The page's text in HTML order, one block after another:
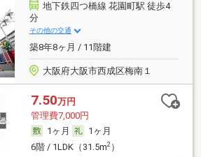
地下鉄四つ橋線 花園町駅 徒歩4
分
その他の交通
築8年8ヶ月 / 11階建
大阪府大阪市西成区梅南１
7.50万円
管理費7,000円
1ヶ月
1ヶ月
6階 / 1LDK（31.5m2）